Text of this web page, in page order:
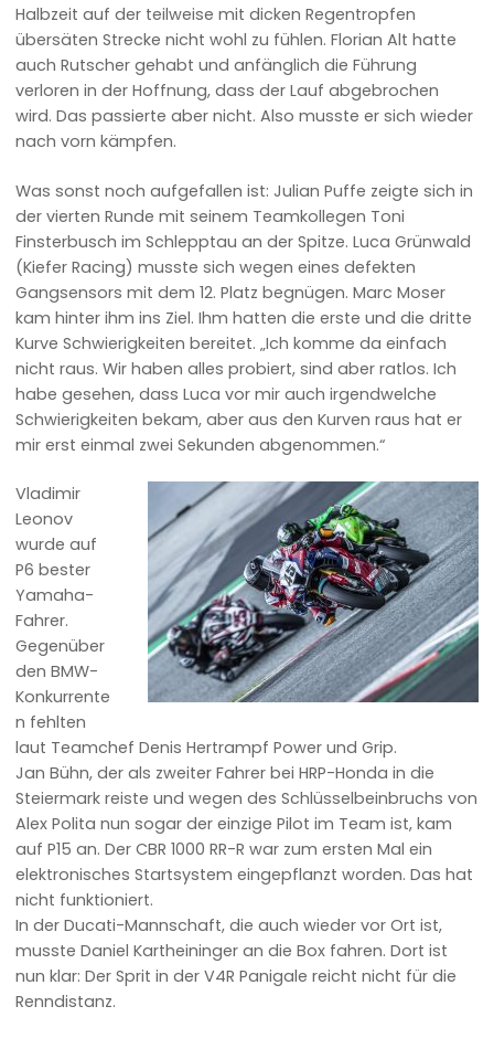
Halbzeit auf der teilweise mit dicken Regentropfen
übersäten Strecke nicht wohl zu fühlen. Florian Alt hatte
auch Rutscher gehabt und anfänglich die Führung
verloren in der Hoffnung, dass der Lauf abgebrochen
wird. Das passierte aber nicht. Also musste er sich wieder
nach vorn kämpfen.
Was sonst noch aufgefallen ist: Julian Puffe zeigte sich in
der vierten Runde mit seinem Teamkollegen Toni
Finsterbusch im Schlepptau an der Spitze. Luca Grünwald
(Kiefer Racing) musste sich wegen eines defekten
Gangsensors mit dem 12. Platz begnügen. Marc Moser
kam hinter ihm ins Ziel. Ihm hatten die erste und die dritte
Kurve Schwierigkeiten bereitet. „Ich komme da einfach
nicht raus. Wir haben alles probiert, sind aber ratlos. Ich
habe gesehen, dass Luca vor mir auch irgendwelche
Schwierigkeiten bekam, aber aus den Kurven raus hat er
mir erst einmal zwei Sekunden abgenommen.“
Vladimir
Leonov
wurde auf
P6 bester
Yamaha-
Fahrer.
Gegenüber
den BMW-
Konkurrente
n fehlten
laut Teamchef Denis Hertrampf Power und Grip.
Jan Bühn, der als zweiter Fahrer bei HRP-Honda in die
Steiermark reiste und wegen des Schlüsselbeinbruchs von
Alex Polita nun sogar der einzige Pilot im Team ist, kam
auf P15 an. Der CBR 1000 RR-R war zum ersten Mal ein
elektronisches Startsystem eingepflanzt worden. Das hat
nicht funktioniert.
In der Ducati-Mannschaft, die auch wieder vor Ort ist,
musste Daniel Kartheininger an die Box fahren. Dort ist
nun klar: Der Sprit in der V4R Panigale reicht nicht für die
Renndistanz.